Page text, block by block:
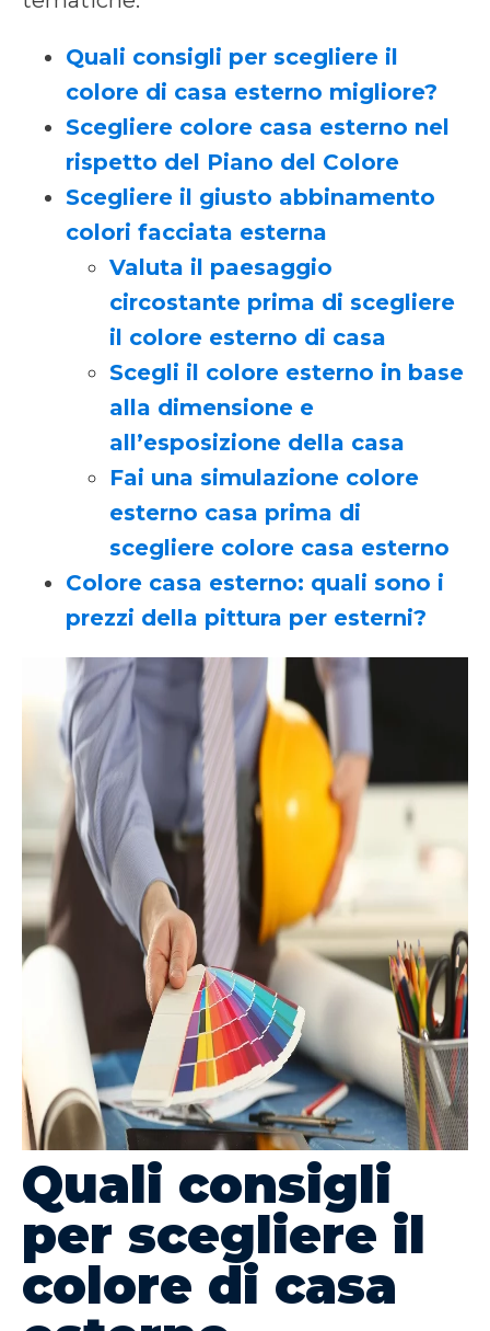
Quali consigli per scegliere il
colore di casa esterno migliore?
Scegliere colore casa esterno nel
rispetto del Piano del Colore
Scegliere il giusto abbinamento
colori facciata esterna
Valuta il paesaggio
circostante prima di scegliere
il colore esterno di casa
Scegli il colore esterno in base
alla dimensione e
all’esposizione della casa
Fai una simulazione colore
esterno casa prima di
scegliere colore casa esterno
Colore casa esterno: quali sono i
prezzi della pittura per esterni?
Quali consigli
per scegliere il
colore di casa